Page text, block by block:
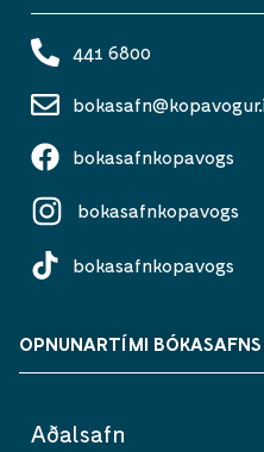
441 6800
bokasafnkopavogs
bokasafnkopavogs
bokasafnkopavogs
OPNUNARTÍMI
Aðalsafn